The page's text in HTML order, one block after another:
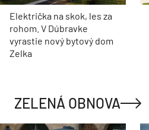
Električka na skok, les za
rohom. V Dúbravke
vyrastie nový bytový dom
Zelka
ZELENÁ OBNOVA